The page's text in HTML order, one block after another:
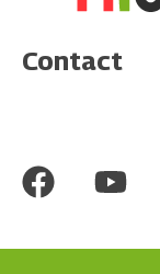
Contact
F
c
Y
u